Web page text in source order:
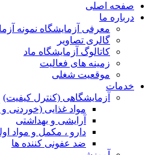
صفحه اصلی
درباره ما
معرفی آزمایشگاه نمونه
گالری تصاویر
کاتالوگ آزمایشگاه ماد
زمینه های فعالیت
موقعیت شغلی
خدمات
آزمایشگاهی (کنترل کیفیت)
مواد غذایی (خوردنی
آرایشی و بهداشتی
دارو ، مکمل و مواد
ضد عفونی کننده ها